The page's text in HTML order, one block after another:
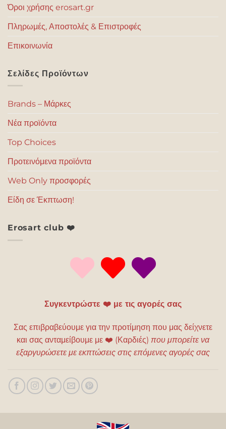
Όροι χρήσης erosart.gr
Πληρωμές, Αποστολές & Επιστροφές
Επικοινωνία
Σελίδες Προϊόντων
Brands – Μάρκες
Νέα προϊόντα
Top Choices
Προτεινόμενα προϊόντα
Web Only προσφορές
Είδη σε Έκπτωση!
Erosart club ❤️
Συγκεντρώστε ❤️ με τις αγορές σας
Σας επιβραβεύουμε για την προτίμηση που μας δείχνετε
και σας ανταμείβουμε με ❤️ (Καρδιές) που μπορείτε να
εξαργυρώσετε με εκπτώσεις στις επόμενες αγορές σας